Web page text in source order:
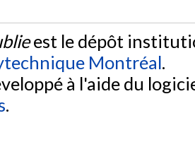
est le dépôt
Montréal.
à l'aide du
.